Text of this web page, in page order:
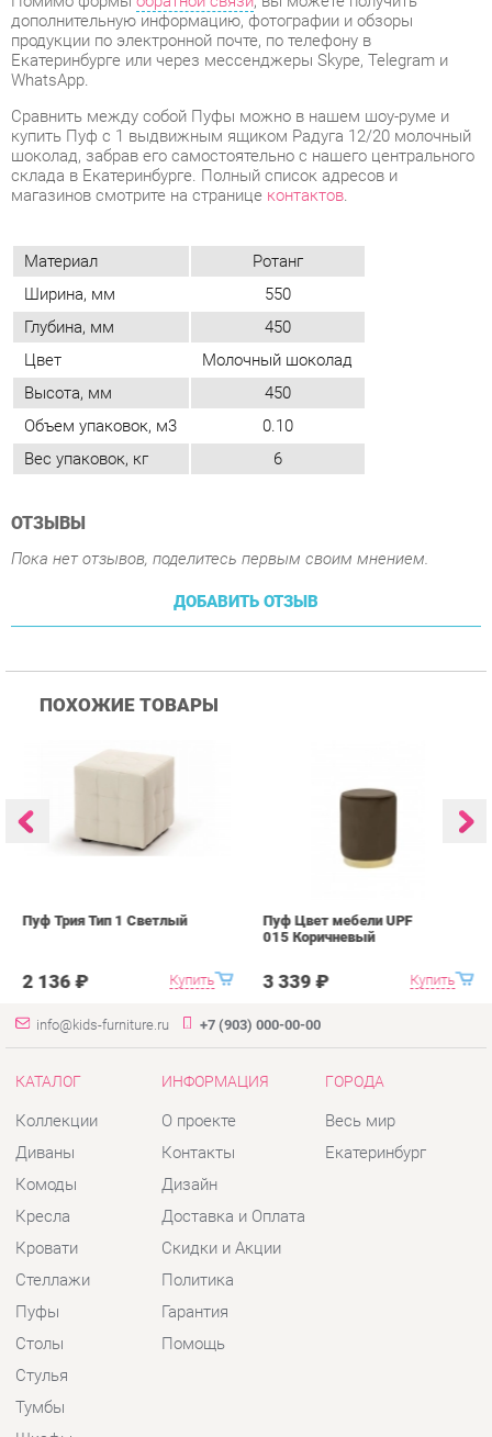
Cравнить между собой Пуфы можно в нашем шоу-руме и
купить Пуф с 1 выдвижным ящиком Радуга 12/20 молочный
шоколад, забрав его самостоятельно с нашего центрального
склада в Екатеринбурге. Полный список адресов и
магазинов смотрите на странице
Материал
Ротанг
Ширина, мм
550
Цвет
Молочный шоколад
Высота, мм
450
Объем упаковок, м3
0.10
Вес упаковок, кг 6
ОТЗЫВЫ
Пока нет отзывов, поделитесь первым своим мнением.
ДОБАВИТЬ ОТЗЫВ
Купить
Пуф Трия Тип 1 Светлый
2 136 ₽
015 Коричневый
Коллекции
Комоды
Стеллажи
Пуфы
Столы
Стулья
Тумбы
Шкафы
Комплектующие
О проекте
Политика
Гарантия
Помощь
ГОРОДА
Весь мир
КОНТАКТЫ
Шоурум и склад самовывоза